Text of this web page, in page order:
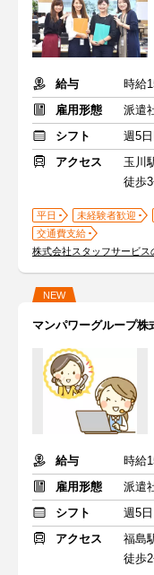
給与
時給
雇用形態
派遣
シフト
週5
アクセス
玉川
徒歩
平日 未経験者歓迎
交通費支給
株式会社スタッフサービス
NEW
マンパワーグループ株
給与
時給
雇用形態
派遣
シフト
週5
アクセス
福島
徒歩